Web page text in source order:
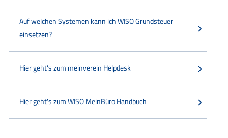
Auf welchen Systemen kann ich WISO Grundsteuer
einsetzen?
Hier geht's zum meinverein Helpdesk
Hier geht's zum WISO MeinBüro Handbuch